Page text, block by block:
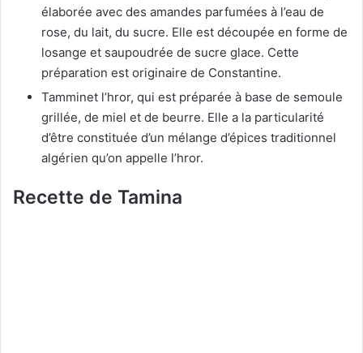
élaborée avec des amandes parfumées à l’eau de
rose, du lait, du sucre. Elle est découpée en forme de
losange et saupoudrée de sucre glace. Cette
préparation est originaire de Constantine.
Tamminet l’hror, qui est préparée à base de semoule
grillée, de miel et de beurre. Elle a la particularité
d’être constituée d’un mélange d’épices traditionnel
algérien qu’on appelle l’hror.
Recette de Tamina